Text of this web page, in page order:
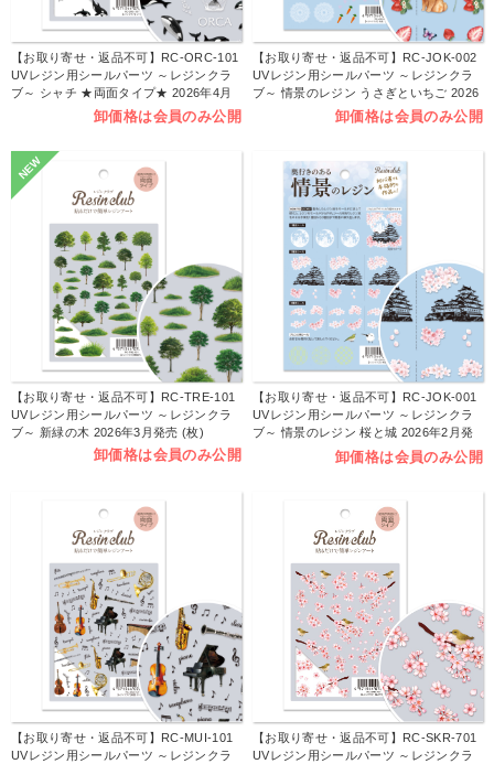
【お取り寄せ・返品不可】RC-ORC-101
UVレジン用シールパーツ ～レジンクラ
ブ～ シャチ ★両面タイプ★ 2026年4月
卸価格は会員のみ公開
【お取り寄せ・返品不可】RC-JOK-002
UVレジン用シールパーツ ～レジンクラ
ブ～ 情景のレジン うさぎといちご 2026
卸価格は会員のみ公開
NEW
【お取り寄せ・返品不可】RC-TRE-101
UVレジン用シールパーツ ～レジンクラ
ブ～ 新緑の木 2026年3月発売 (枚)
卸価格は会員のみ公開
【お取り寄せ・返品不可】RC-JOK-001
UVレジン用シールパーツ ～レジンクラ
ブ～ 情景のレジン 桜と城 2026年2月発
卸価格は会員のみ公開
【お取り寄せ・返品不可】RC-MUI-101
UVレジン用シールパーツ ～レジンクラ
【お取り寄せ・返品不可】RC-SKR-701
UVレジン用シールパーツ ～レジンクラ